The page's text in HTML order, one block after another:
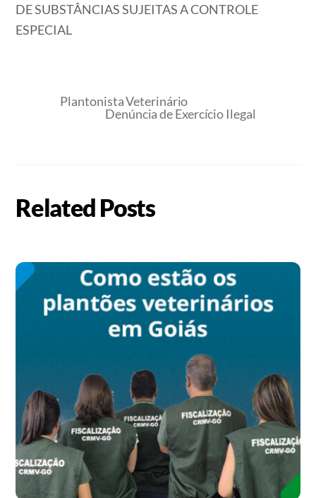
DE SUBSTÂNCIAS SUJEITAS A CONTROLE
ESPECIAL
Plantonista Veterinário
Denúncia de Exercício Ilegal
Related Posts